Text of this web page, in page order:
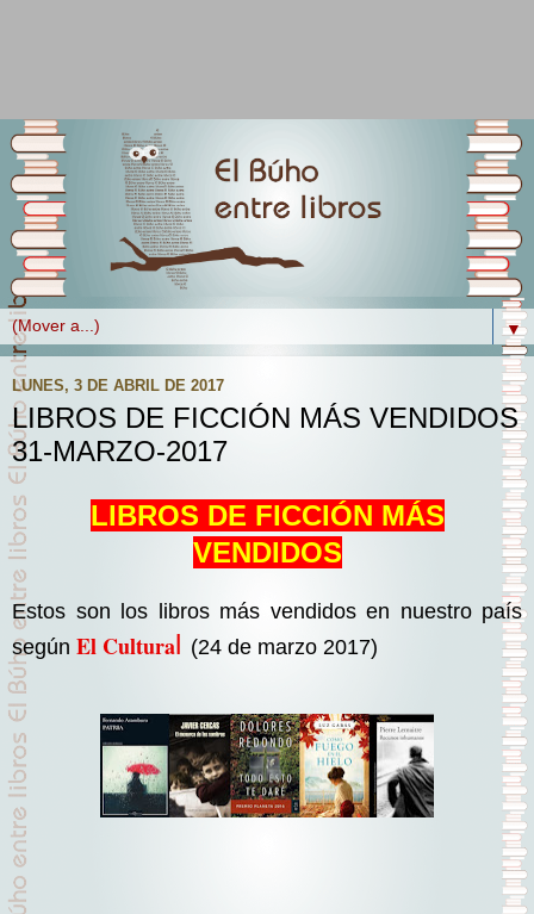
▼
LUNES, 3 DE ABRIL DE 2017
LIBROS DE FICCIÓN MÁS VENDIDOS
31-MARZO-2017
LIBROS DE FICCIÓN MÁS
VENDIDOS
Estos son los libros más vendidos en nuestro país
según El Cultural (24 de marzo 2017)